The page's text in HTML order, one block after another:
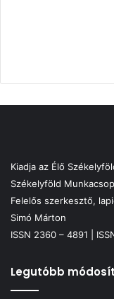
Kiadja az Élő
Székelyföld
Felelős szerkesztő,
Simó Márton
ISSN 2360 – 4891 |
Legutóbb